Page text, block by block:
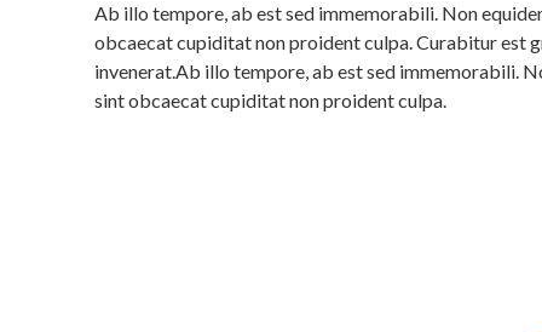
Ab illo tempore, ab est sed immemorabili. Non
obcaecat cupiditat non proident culpa. Curabitur est
invenerat.Ab illo tempore, ab est sed immemorabili.
sint obcaecat cupiditat non proident culpa.